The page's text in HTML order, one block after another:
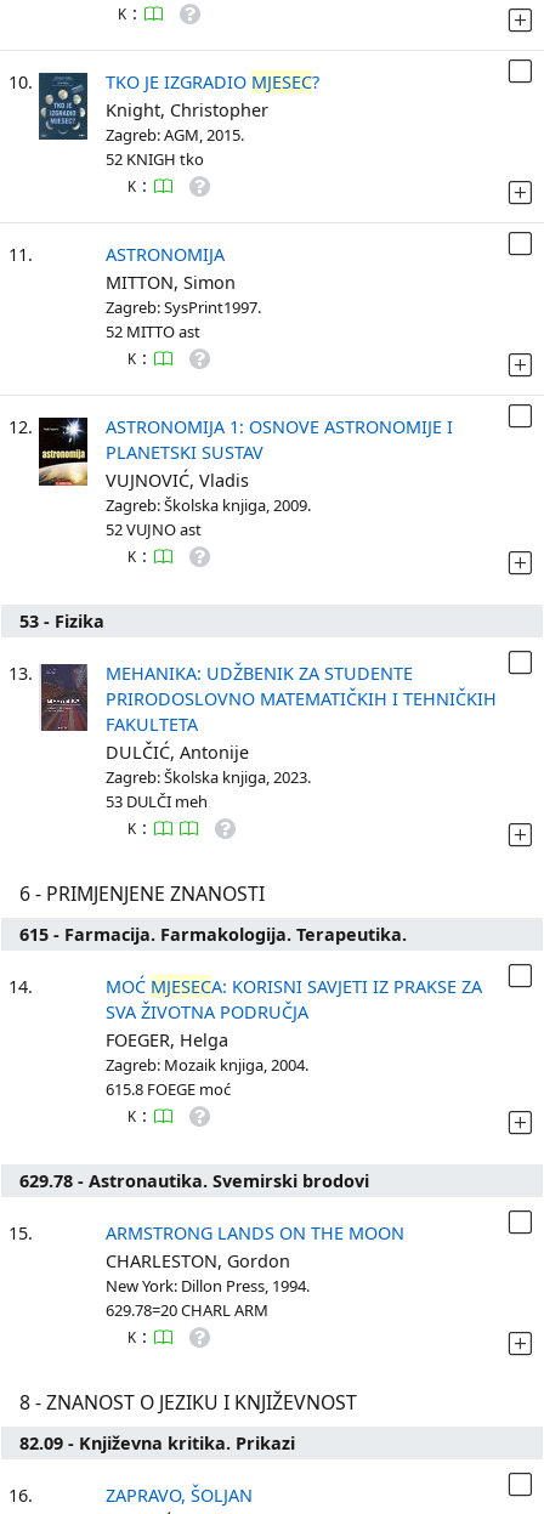
K :
10. TKO JE IZGRADIO MJESEC?
Knight, Christopher
Zagreb: AGM, 2015.
52 KNIGH tko
K :
11.
ASTRONOMIJA
MITTON, Simon
Zagreb: SysPrint1997.
52 MITTO ast
K :
12.
ASTRONOMIJA 1: OSNOVE ASTRONOMIJE I
PLANETSKI SUSTAV
VUJNOVIĆ, Vladis
Zagreb: Školska knjiga, 2009.
52 VUJNO ast
K :
53 - Fizika
13.
MEHANIKA: UDŽBENIK ZA STUDENTE
PRIRODOSLOVNO MATEMATIČKIH I TEHNIČKIH
FAKULTETA
DULČIĆ, Antonije
Zagreb: Školska knjiga, 2023.
53 DULČI meh
K :
6 - PRIMJENJENE ZNANOSTI
615 - Farmacija. Farmakologija. Terapeutika.
14. MOĆ MJESECA: KORISNI SAVJETI IZ PRAKSE ZA
SVA ŽIVOTNA PODRUČJA
FOEGER, Helga
Zagreb: Mozaik knjiga, 2004.
615.8 FOEGE moć
K :
629.78 - Astronautika. Svemirski brodovi
15.
ARMSTRONG LANDS ON THE MOON
CHARLESTON, Gordon
New York: Dillon Press, 1994.
629.78=20 CHARL ARM
K :
8 - ZNANOST O JEZIKU I KNJIŽEVNOST
82.09 - Književna kritika. Prikazi
16.
ZAPRAVO, ŠOLJAN